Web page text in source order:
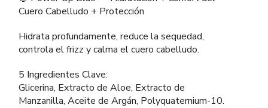
Cuero Cabelludo + Protección
Hidrata profundamente, reduce la sequedad,
controla el frizz y calma el cuero cabelludo.
5 Ingredientes Clave:
Glicerina, Extracto de Aloe, Extracto de
Manzanilla, Aceite de Argán, Polyquaternium-10.